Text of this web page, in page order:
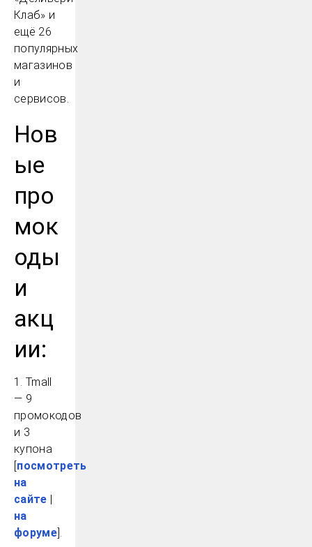
Клаб» и
ещё 26
популярных
магазинов
и
сервисов.
Нов
ые
про
мок
оды
и
акц
ии:
1. Tmall
— 9
промокодов
и 3
купона
[посмотреть
на
сайте |
на
форуме].